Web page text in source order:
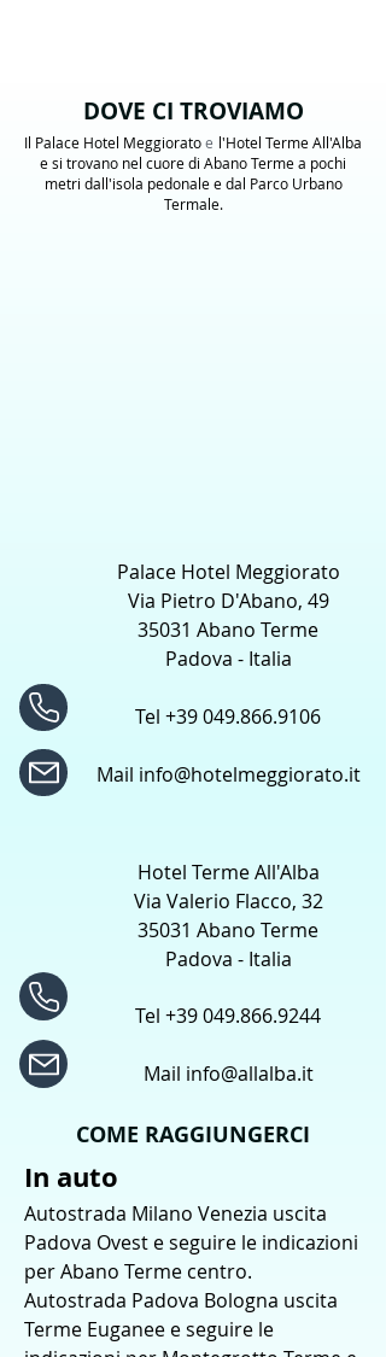
DOVE CI TROVIAMO
Il Palace Hotel Meggioratoe l'Hotel Terme All'Alba
esi trovano nel cuore di Abano Terme a pochi
metri dall'isola pedonale e dal Parco Urbano
Termale.
Palace Hotel Meggiorato
Via Pietro D'Abano, 49
35031 Abano Terme
Padova - Italia
Tel +39 049.866.9106
Mail info@hotelmeggiorato.it
Hotel Terme All'Alba
Via Valerio Flacco, 32
35031 Abano Terme
Padova - Italia
Tel +39 049.866.9244
Mail info@allalba.it
COME RAGGIUNGERCI
In auto
Autostrada Milano Venezia uscita
Padova Ovest e seguire le indicazioni
per Abano Terme centro.
Autostrada Padova Bologna uscita
Terme Euganee e seguire le